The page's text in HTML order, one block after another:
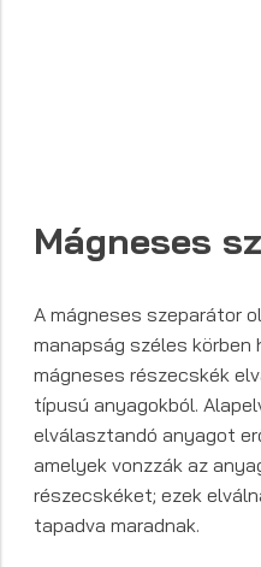
Mágneses
A mágneses szeparátor
manapság széles körben
mágneses részecskék
típusú anyagokból.
elválasztandó anyagot
amelyek vonzzák az
részecskéket; ezek
tapadva maradnak.